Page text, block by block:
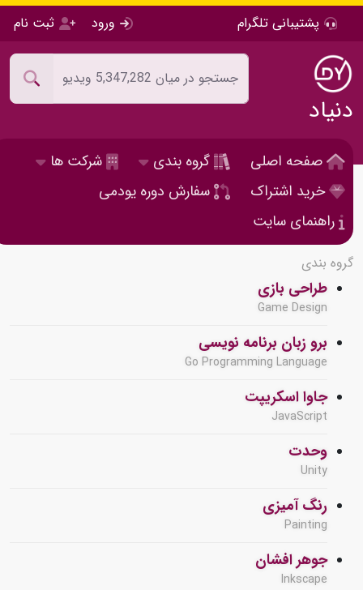
پشتیبانی تلگرام ورود ثبت نام
دنیاد
صفحه اصلی گروه بندی
شرکت ها
خرید اشتراک
سفارش دوره یودمی
راهنمای سایت
گروه بندی
طراحی بازی
Game Design
برو زبان برنامه نویسی
Go Programming Language
جاوا اسکریپت
JavaScript
وحدت
Unity
رنگ آمیزی
Painting
جوهر افشان
Inkscape